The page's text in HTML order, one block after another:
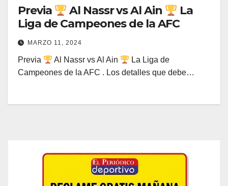
Previa Al Nassr vs Al Ain
La
Liga de Campeones de la AFC
MARZO 11, 2024
Previa Al Nassr vs Al Ain
La Liga de
Campeones de la AFC . Los detalles que debe…